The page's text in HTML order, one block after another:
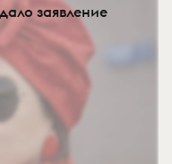
заявление